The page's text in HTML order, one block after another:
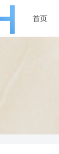
首页